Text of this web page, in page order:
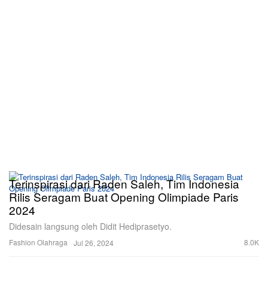
Fashion Olahraga
Terinspirasi dari Raden Saleh, Tim Indonesia
Rilis Seragam Buat Opening Olimpiade Paris
2024
Didesain langsung oleh Didit Hediprasetyo.
Jul 26, 2024 8.0K